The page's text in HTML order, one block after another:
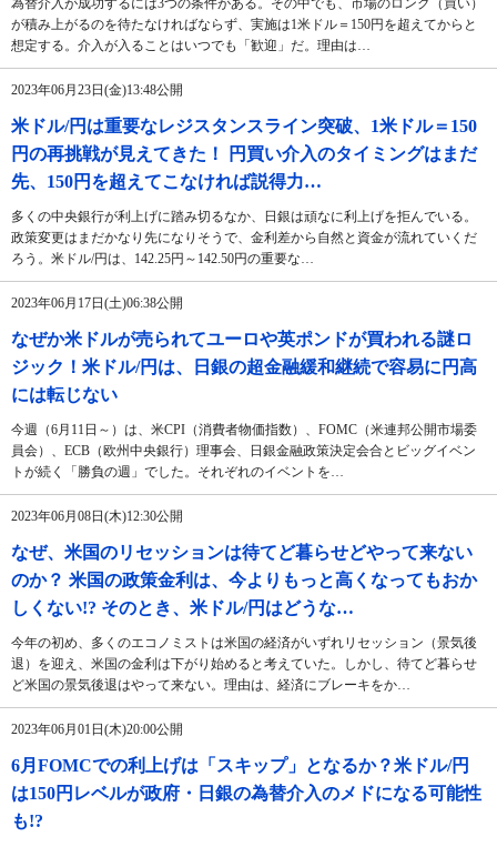
為替介入が成功するには3つの条件がある。その中でも、市場のロング（買い）
が積み上がるのを待たなければならず、実施は1米ドル＝150円を超えてからと
想定する。介入が入ることはいつでも「歓迎」だ。理由は…
2023年06月23日(金)13:48公開
米ドル/円は重要なレジスタンスライン突破、1米ドル＝150
円の再挑戦が見えてきた！ 円買い介入のタイミングはまだ
先、150円を超えてこなければ説得力…
多くの中央銀行が利上げに踏み切るなか、日銀は頑なに利上げを拒んでいる。
政策変更はまだかなり先になりそうで、金利差から自然と資金が流れていくだ
ろう。米ドル/円は、142.25円～142.50円の重要な…
2023年06月17日(土)06:38公開
なぜか米ドルが売られてユーロや英ポンドが買われる謎ロ
ジック！米ドル/円は、日銀の超金融緩和継続で容易に円高
には転じない
今週（6月11日～）は、米CPI（消費者物価指数）、FOMC（米連邦公開市場委
員会）、ECB（欧州中央銀行）理事会、日銀金融政策決定会合とビッグイベン
トが続く「勝負の週」でした。それぞれのイベントを…
2023年06月08日(木)12:30公開
なぜ、米国のリセッションは待てど暮らせどやって来ない
のか？ 米国の政策金利は、今よりもっと高くなってもおか
しくない!? そのとき、米ドル/円はどうな…
今年の初め、多くのエコノミストは米国の経済がいずれリセッション（景気後
退）を迎え、米国の金利は下がり始めると考えていた。しかし、待てど暮らせ
ど米国の景気後退はやって来ない。理由は、経済にブレーキをか…
2023年06月01日(木)20:00公開
6月FOMCでの利上げは「スキップ」となるか？米ドル/円
は150円レベルが政府・日銀の為替介入のメドになる可能性
も!?